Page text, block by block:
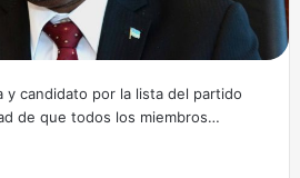
y candidato por la lista del partido
de que todos los miembros…